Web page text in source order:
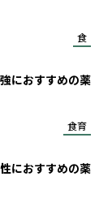
食
におすすめの薬
食育
におすすめの薬